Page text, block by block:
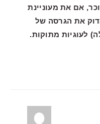
אם את מעוניינת
את הגרסה של
לעוגיות מתוקות.